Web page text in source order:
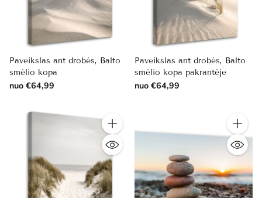
Paveikslas ant drobės, Balto
smėlio kopa
nuo €64,99
Paveikslas ant drobės, Balto
smėlio kopa pakrantėje
nuo €64,99
Kiekis Kiekis